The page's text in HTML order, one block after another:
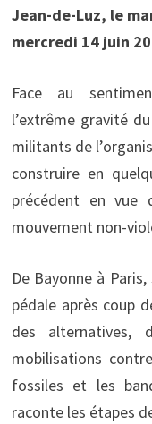
Jean-de-Luz, le
mercredi 14 juin
Face au
l’extrême gravité
militants de
construire en
précédent en vue
mouvement non-
De Bayonne à
pédale après coup
des alternatives,
mobilisations
fossiles et les
raconte les étapes